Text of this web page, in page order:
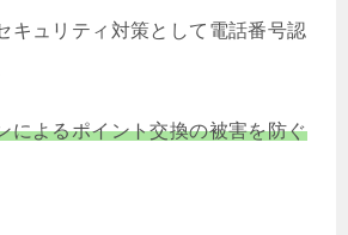
キュリティ対策として電話番号認
によるポイント交換の被害を防ぐ